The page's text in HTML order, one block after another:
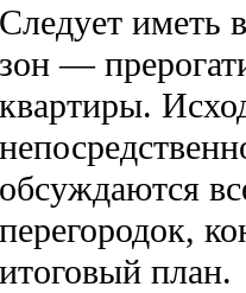
Следует иметь
зон —
квартиры.
обсуждаются
перегородок,
итоговый план.